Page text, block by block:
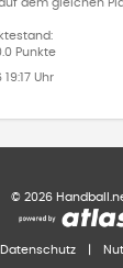
dem gleichen
Punkte
19:17 Uhr
© 2026
Datenschutz